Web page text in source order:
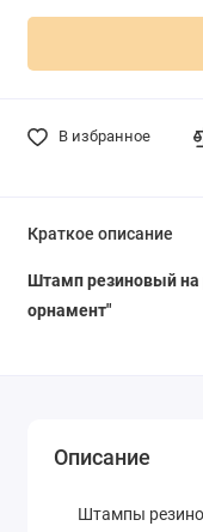
В избранное
Краткое описание
Штамп резиновый на
орнамент"
Описание
Штампы